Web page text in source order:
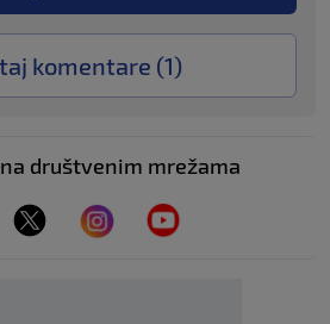
komentare (1)
društvenim mrežama